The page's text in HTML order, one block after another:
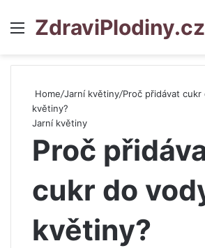
Menu
ZdraviPlodiny.cz
Home/Jarní květiny/Proč přidávat cukr
květiny?
Jarní květiny
Proč
cukr do
květiny?